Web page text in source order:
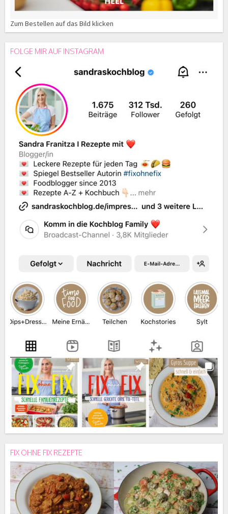
Zum Bestellen auf das Bild klicken
FOLGE MIR AUF INSTAGRAM
FIX OHNE FIX REZEPTE